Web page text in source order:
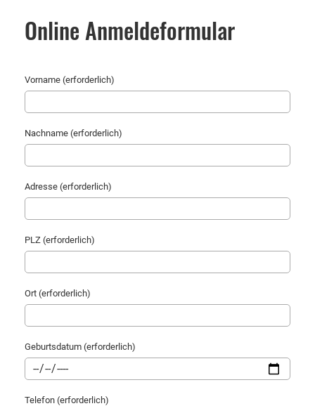
Online Anmeldeformular
Vorname (erforderlich)
Nachname (erforderlich)
Adresse (erforderlich)
PLZ (erforderlich)
Ort (erforderlich)
Geburtsdatum (erforderlich)
Telefon (erforderlich)